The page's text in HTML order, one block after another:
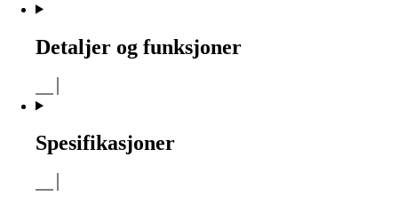
Detaljer og funksjoner
Spesifikasjoner